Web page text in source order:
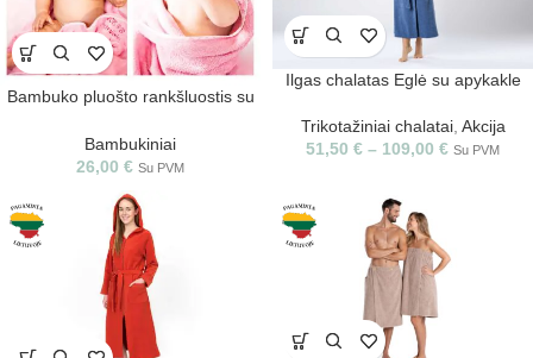
Bambuko pluošto rankšluostis su
Bambukiniai
26,00 € Su PVM
Ilgas chalatas Eglė su apykakle
Trikotažiniai chalatai, Akcija
51,50 € – 109,00 € Su PVM